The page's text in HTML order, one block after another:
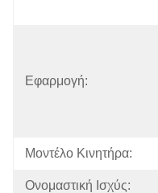
Εφαρμογή:
Μοντέλο Κινητήρα:
Ονομαστική Ισχύς: